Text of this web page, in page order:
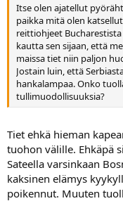
Itse olen ajatellut
paikka mitä olen
reittiohjeet
kautta sen sijaan, että
maissa tiet niin paljon
Jostain luin, että
hankalampaa. Onko
tullimuodollisuuksia?
Tiet ehkä hieman
tuohon välille. Ehkäpä
Sateella varsinkaan
kaksinen elämys
poikennut. Muuten